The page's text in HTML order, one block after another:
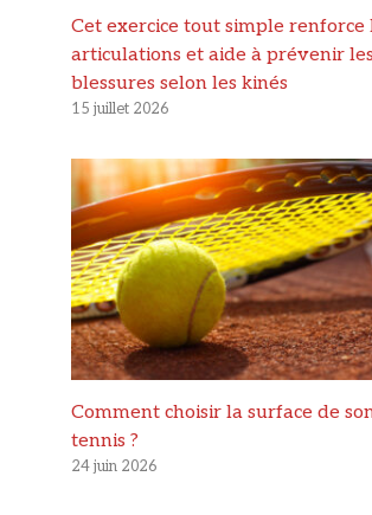
Cet exercice tout simple renforce
articulations et aide à prévenir les
blessures selon les kinés
15 juillet 2026
Comment choisir la surface de
tennis ?
24 juin 2026